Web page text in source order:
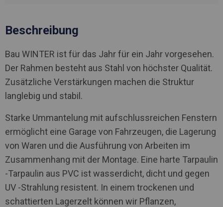
Beschreibung
Bau WINTER ist für das Jahr für ein Jahr vorgesehen.
Der Rahmen besteht aus Stahl von höchster Qualität.
Zusätzliche Verstärkungen machen die Struktur
langlebig und stabil.
Starke Ummantelung mit aufschlussreichen Fenstern
ermöglicht eine Garage von Fahrzeugen, die Lagerung
von Waren und die Ausführung von Arbeiten im
Zusammenhang mit der Montage. Eine harte Tarpaulin
-Tarpaulin aus PVC ist wasserdicht, dicht und gegen
UV -Strahlung resistent. In einem trockenen und
schattierten Lagerzelt können wir Pflanzen,